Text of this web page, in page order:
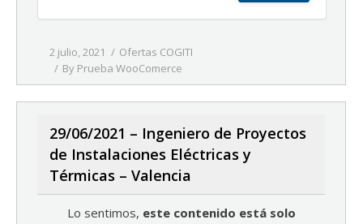
2 julio, 2021
Ofertas COGITI
By Prueba WooComerce
29/06/2021 – Ingeniero de Proyectos
de Instalaciones Eléctricas y
Térmicas – Valencia
Lo sentimos, este contenido está solo